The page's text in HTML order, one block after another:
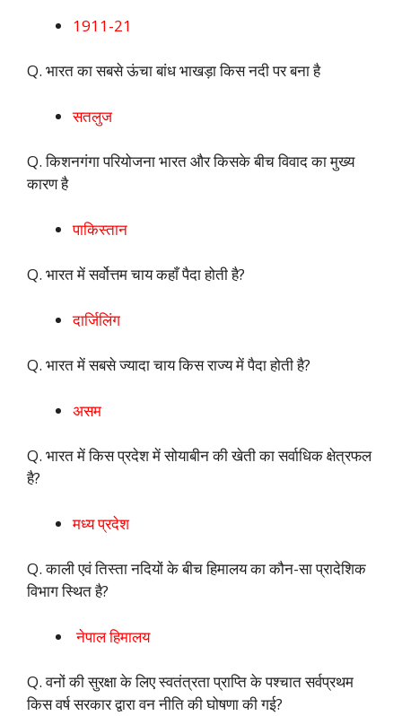
1911-21
Q. भारत का सबसे ऊंचा बांध भाखड़ा किस नदी पर बना है
सतलुज
Q. किशनगंगा परियोजना भारत और किसके बीच विवाद का मुख्य
कारण है
पाकिस्तान
Q. भारत में सर्वोत्तम चाय कहाँ पैदा होती है?
दार्जिलिंग
Q. भारत में सबसे ज्यादा चाय किस राज्य में पैदा होती है?
असम
Q. भारत में किस प्रदेश में सोयाबीन की खेती का सर्वाधिक क्षेत्रफल
है?
मध्य प्रदेश
Q. काली एवं तिस्ता नदियों के बीच हिमालय का कौन-सा प्रादेशिक
विभाग स्थित है?
नेपाल हिमालय
Q. वनों की सुरक्षा के लिए स्वतंत्रता प्राप्ति के पश्चात सर्वप्रथम
किस वर्ष सरकार द्वारा वन नीति की घोषणा की गई?